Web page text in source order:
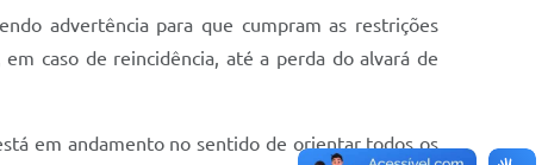
advertência para que cumpram as restrições
caso de reincidência, até a perda do alvará de
em andamento no sentido de orientar todos os